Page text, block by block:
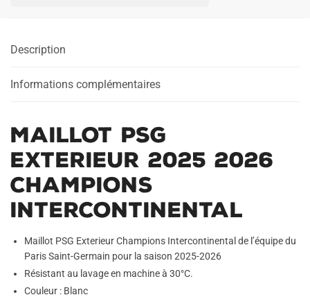
Champions
Description
Informations complémentaires
Maillot PSG
Exterieur 2025 2026
Champions
Intercontinental
Maillot PSG Exterieur Champions Intercontinental de l’équipe du
Paris Saint-Germain pour la saison 2025-2026
Résistant au lavage en machine à 30°C.
Couleur : Blanc